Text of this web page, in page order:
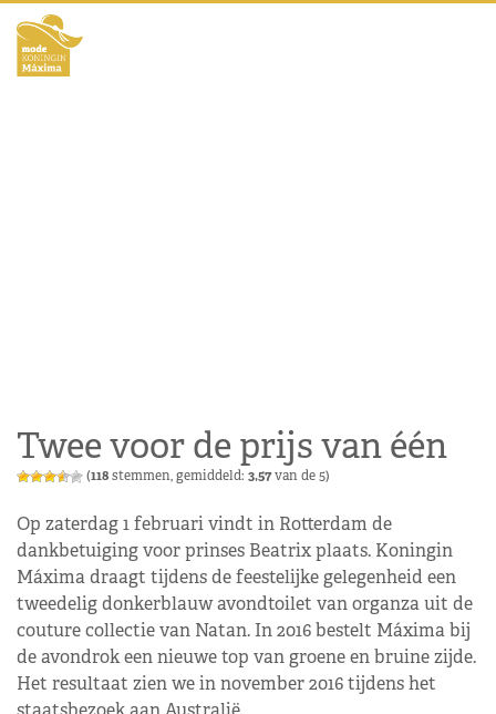
Twee voor de prijs van één
(118stemmen, gemiddeld: 3,57van de 5)
Op zaterdag 1 februari vindt in Rotterdam de
dankbetuiging voor prinses Beatrix plaats. Koningin
Máxima draagt tijdens de feestelijke gelegenheid een
tweedelig donkerblauw avondtoilet van organza uit de
couture collectie van Natan. In 2016 bestelt Máxima bij
de avondrok een nieuwe top van groene en bruine zijde.
Het resultaat zien we in november 2016 tijdens het